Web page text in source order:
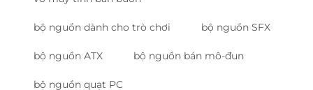
bộ nguồn dành cho trò chơi bộ nguồn SFX
bộ nguồn ATX bộ nguồn bán mô-đun
bộ nguồn quạt PC